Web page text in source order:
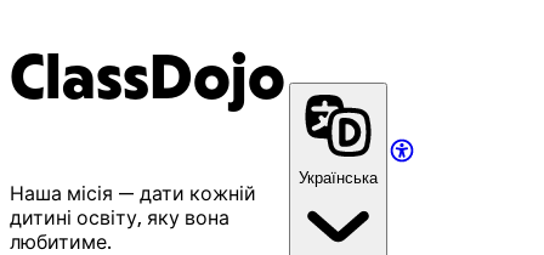
ClassDojo
Наша місія — дати кожній
дитині освіту, яку вона
любитиме.
Українська